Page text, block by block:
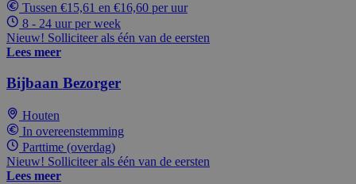
Tussen €15,61 en €16,60 per uur
8 - 24 uur per week
Nieuw! Solliciteer als één van de eersten
Lees meer
Bijbaan Bezorger
Houten
In overeenstemming
Parttime (overdag)
Nieuw! Solliciteer als één van de eersten
Lees meer